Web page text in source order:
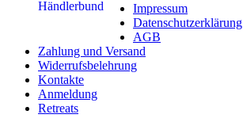
Impressum
Datenschutzerklärung
AGB
Zahlung und Versand
Widerrufsbelehrung
Kontakte
Anmeldung
Retreats